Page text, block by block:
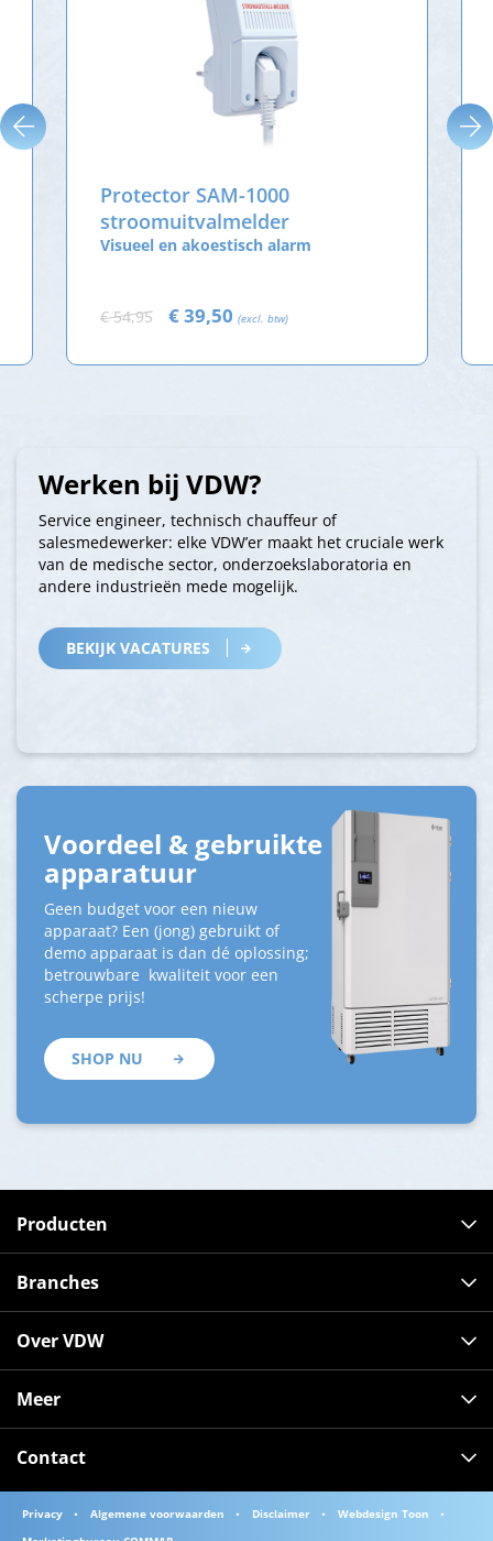
Protector SAM-1000
stroomuitvalmelder
Visueel en akoestisch alarm
€ 54,95 € 39,50(excl. btw)
Werken bij VDW?
Service engineer, technisch chauffeur of
salesmedewerker: elke VDW’er maakt het cruciale werk
van de medische sector, onderzoekslaboratoria en
andere industrieën mede mogelijk.
BEKIJK VACATURES
Voordeel & gebruikte
apparatuur
Geen budget voor een nieuw
apparaat? Een (jong) gebruikt of
demo apparaat is dan dé oplossing;
betrouwbare kwaliteit voor een
scherpe prijs!
SHOP NU
Producten
Branches
Over VDW
Meer
Contact
Privacy Algemene voorwaarden Disclaimer
Webdesign Toon